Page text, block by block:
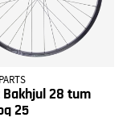
Bakhjul 28 tum
25